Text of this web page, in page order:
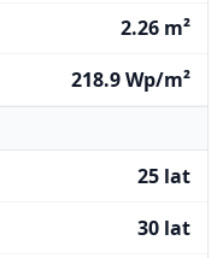
2.26 m²
218.9 Wp/m²
25 lat
30 lat